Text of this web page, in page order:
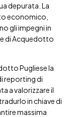
depurata. La
economico,
gli impegni in
di Acquedotto
Pugliese la
reporting di
a valorizzare il
in chiave di
massima